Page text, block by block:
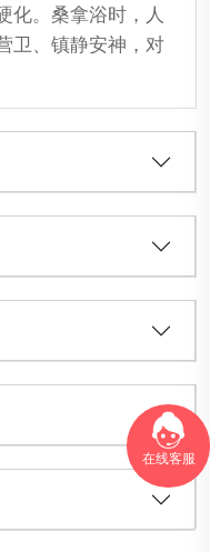
在线客服
化。桑拿浴时，人
卫、镇静安神，对